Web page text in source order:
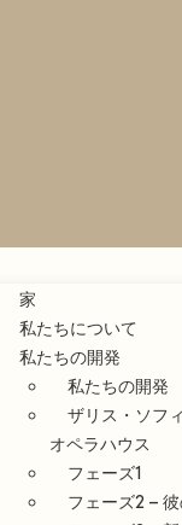
家
私たちについて
私たちの開発
私たちの開発
ザリス・ソフ
オペラハウス
フェーズ1
フェーズ2 –